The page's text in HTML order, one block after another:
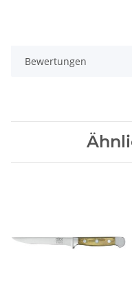
Bewertungen